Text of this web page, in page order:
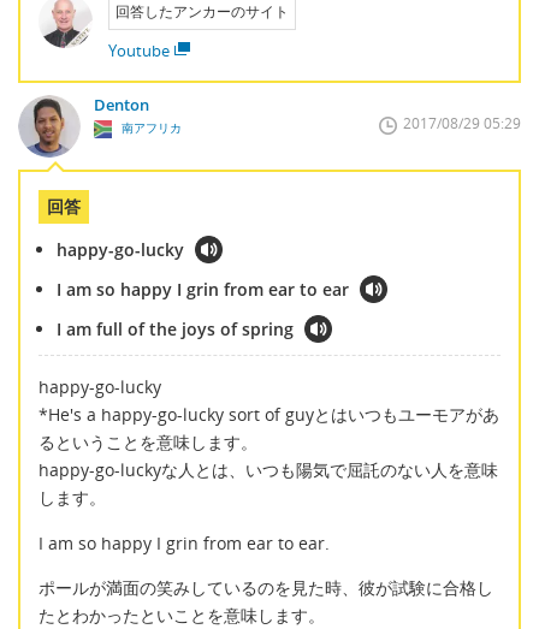
回答したアンカーのサイト
Youtube
Denton
南アフリカ 2017/08/29 05:29
回答
happy-go-lucky
I am so happy I grin from ear to ear
I am full of the joys of spring
happy-go-lucky
*He's a happy-go-lucky sort of guyとはいつもユーモアがあ
るということを意味します。
happy-go-luckyな人とは、いつも陽気で屈託のない人を意味
します。
I am so happy I grin from ear to ear.
ポールが満面の笑みしているのを見た時、彼が試験に合格し
たとわかったといことを意味します。